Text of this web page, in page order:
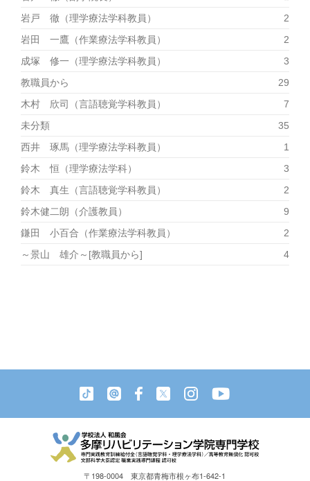
岩戸 徹（理学療法学科教員）
2
岩田 一鷹（作業療法学科教員）
2
成塚 修一（理学療法学科教員）
3
教職員から
29
木村 欣司（言語聴覚学科教員）
7
未分類
35
西井 琢馬（理学療法学科教員）
1
鈴木 恒（理学療法学科）
3
鈴木 真生（言語聴覚学科教員）
2
鈴木健二朗（介護教員）
9
鎌田 小百合（作業療法学科教員）
2
～景山 雄介～[教職員から]
4
〒198-0004 東京都青梅市根ヶ布1-642-1